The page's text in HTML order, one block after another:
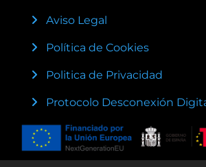
Aviso Legal
Política de Cookies
Politica de Privacidad
Protocolo Desconexión